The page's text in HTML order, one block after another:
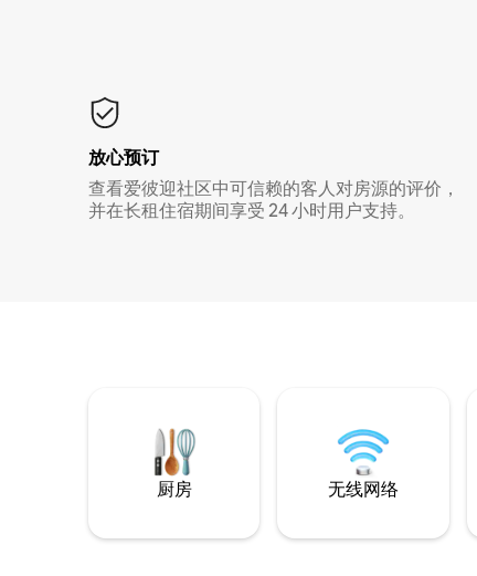
放心预订
查看爱彼迎社区中可信赖的客人对房源的评价，
并在长租住宿期间享受 24 小时用户支持。
厨房 无线网络